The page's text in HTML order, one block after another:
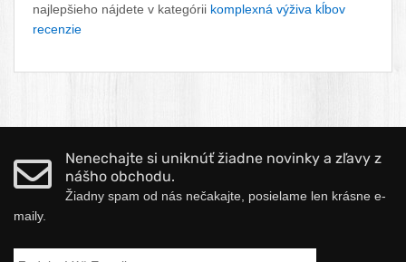
najlepšieho nájdete v kategórii komplexná výživa kĺbov
recenzie
Nenechajte si uniknúť žiadne novinky a zľavy z
nášho obchodu.
Žiadny spam od nás nečakajte, posielame len krásne e-
maily.